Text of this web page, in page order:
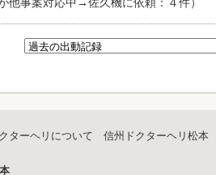
ターヘリについて 信州ドクターヘリ松本